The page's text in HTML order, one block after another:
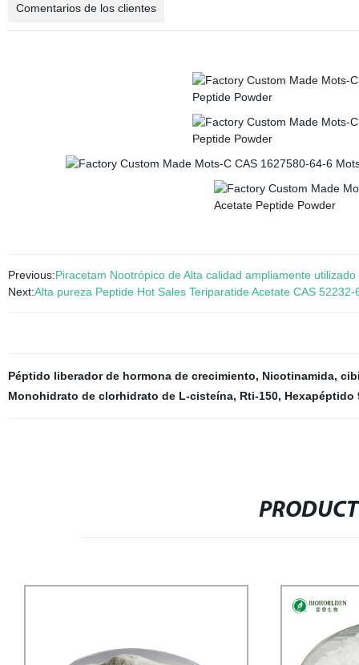
Comentarios de los clientes
Previous:Piracetam Nootrópico de Alta calidad ampliamente
Next:Alta pureza Peptide Hot Sales Teriparatide Acetate CAS 52232-
Péptido liberador de hormona de crecimiento, Nicotinamida,
Monohidrato de clorhidrato de L-cisteína, Rti-150, Hexapéptido